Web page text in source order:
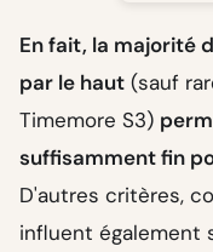
En fait, la majorité
par le haut (sauf
Timemore S3)
suffisamment fin
D'autres critères,
influent également